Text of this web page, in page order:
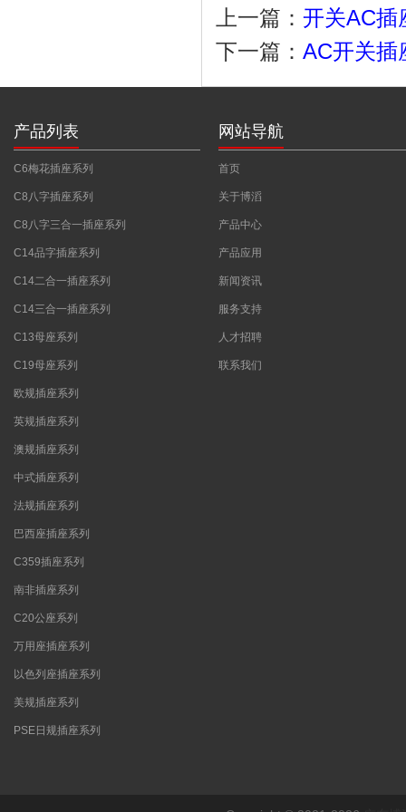
上一篇： 开关AC插
下一篇： AC开关插
产品列表
C6梅花插座系列
C8八字插座系列
C8八字三合一插座系列
C14品字插座系列
C14二合一插座系列
C14三合一插座系列
C13母座系列
C19母座系列
欧规插座系列
英规插座系列
澳规插座系列
中式插座系列
法规插座系列
巴西座插座系列
C359插座系列
南非插座系列
C20公座系列
万用座插座系列
以色列座插座系列
美规插座系列
PSE日规插座系列
网站导航
首页
关于博滔
产品中心
产品应用
新闻资讯
服务支持
人才招聘
联系我们